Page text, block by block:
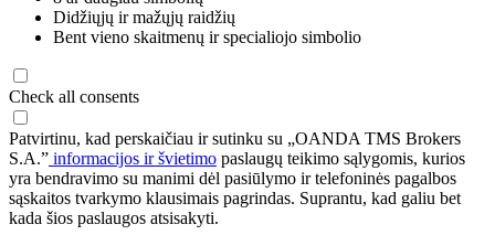
Didžiųjų ir mažųjų raidžių
Bent vieno skaitmenų ir specialiojo simbolio
Check all consents
Patvirtinu, kad perskaičiau ir sutinku su „OANDA TMS Brokers
S.A.” informacijos ir švietimo paslaugų teikimo sąlygomis, kurios
yra bendravimo su manimi dėl pasiūlymo ir telefoninės pagalbos
sąskaitos tvarkymo klausimais pagrindas. Suprantu, kad galiu bet
kada šios paslaugos atsisakyti.